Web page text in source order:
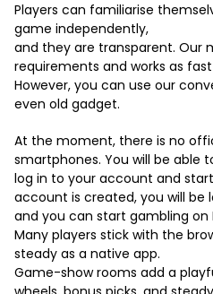
Players can familiarise
game independently,
and they are transparent. Our
requirements and works as fast
However, you can use our
even old gadget.
At the moment, there is no
smartphones. You will be able
log in to your account and
account is created, you will be
and you can start gambling on
Many players stick with the
steady as a native app.
Game-show rooms add a